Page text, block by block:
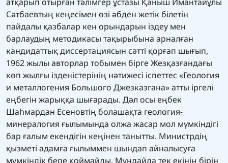
Сәтбаевтың кеңесімен өзі әбден жетік білетін
пайдалы қазбалар кен орындарын іздеу мен
барлаудың методикасы тақырыбына арналған
кандидаттық диссертациясын сәтті қорғап шығып,
1962 жылы авторлар тобымен бірге Жезқазғандағы
көп жылғы ізденістерінің нәтижесі іспеттес «Геология
и металлогения Большого Джезказгана» атты іргелі
еңбегін жарыққа шығарады. Дәл осы еңбек
Шаһмардан Есеновтің болашақта геология-
минералогия ғылымында олжа жасар мол мүмкіндігі
бар ғалым екендігін кеңінен танытты. Министрдің
қызметі адамға ғылыммен шындап айналысуға
мүмкіндік бере қоймайды. Мұндайда тек екінің бірін